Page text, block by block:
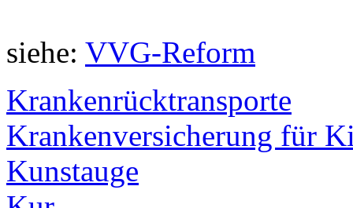
siehe: VVG-Reform
Krankenrücktransporte
Krankenversicherung für
Kunstauge